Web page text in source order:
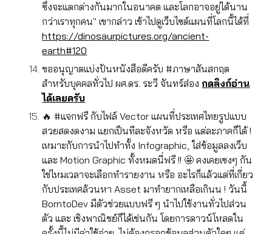
ซึ่งจะแตกต่างกันมากในอนาคต และโลกอาจอยู่ได้นาน
กว่าเราทุกคน" เขากล่าว เข้าไปดูเว็บไซต์แผนที่โลกนี้ได้ที่
https://dinosaurpictures.org/ancient-
earth#120
ขออนุญาตแบ่งปันหนังสือดีครับ #ภาษาสันสกฤต
สำหรับบุคคลทั่วไป ผศ.ดร. ระวี จันทร์ส่องกดลิงก์อ่าน
ได้เลยครับ
🔥 #แจกฟรี กับไฟล์ Vector แผนที่ประเทศไทยรูปแบบ
สวยสดงดงาม แยกเป็นทีละจังหวัด หรือ แต่ละภาคก็ได้ !
เหมาะกับการนำไปทำทั้ง Infographic, ใส่ข้อมูลลงเว็บ
และ Motion Graphic ทั้งหมดนี่ฟรี !! 🤩 คงเคยเซงๆ กัน
ใช่ไหมเวลาจะเลือกทำรายงาน หรือ อะไรก็แล้วแต่ที่เกี่ยว
กับประเทศล้วนหา Asset มาทำยากเหลือเกินน ! วันนี้
BorntoDev มีตัวช่วยแบบฟรี ๆ นำไปใช้งานทั่วไปส่วน
ตัว และ เชิงพาณิชย์ก็ได้เช่นกัน โดยการดาวน์โหลดใน